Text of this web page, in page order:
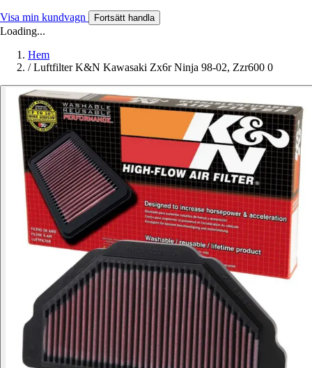
Visa min kundvagn Fortsätt handla
Loading...
Hem
/ Luftfilter K&N Kawasaki Zx6r Ninja 98-02, Zzr600 0